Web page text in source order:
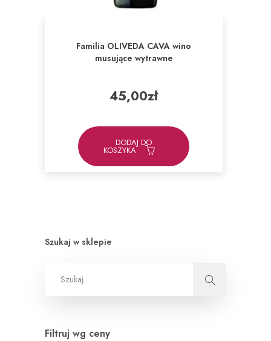
Familia OLIVEDA CAVA wino
musujące wytrawne
45,00zł
DODAJ DO
KOSZYKA
Szukaj w sklepie
Filtruj wg ceny